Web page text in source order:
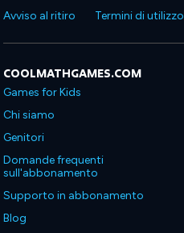
Avviso al ritiro
Termini di utilizzo
COOLMATHGAMES.COM
Games for Kids
Chi siamo
Genitori
Domande frequenti
sull'abbonamento
Supporto in abbonamento
Blog